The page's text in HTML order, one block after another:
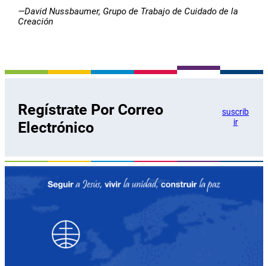
—David Nussbaumer, Grupo de Trabajo de Cuidado de la
Creación
Regístrate Por Correo
Electrónico
suscrib
ir